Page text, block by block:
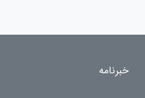
خبرنامه